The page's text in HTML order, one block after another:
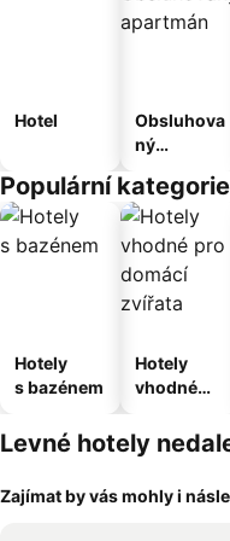
Hotel
Obsluhova
ný
Populární
Hotely
s bazénem
Hotely
vhodné
domácí
zvířata
Levné hotely
Zajímat by vás mohly i